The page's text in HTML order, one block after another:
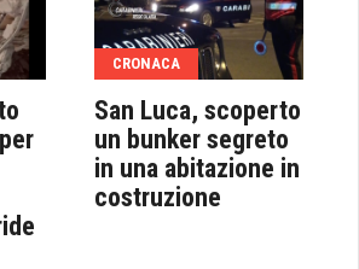
CRONACA
San Luca, scoperto
un bunker segreto
in una abitazione in
costruzione